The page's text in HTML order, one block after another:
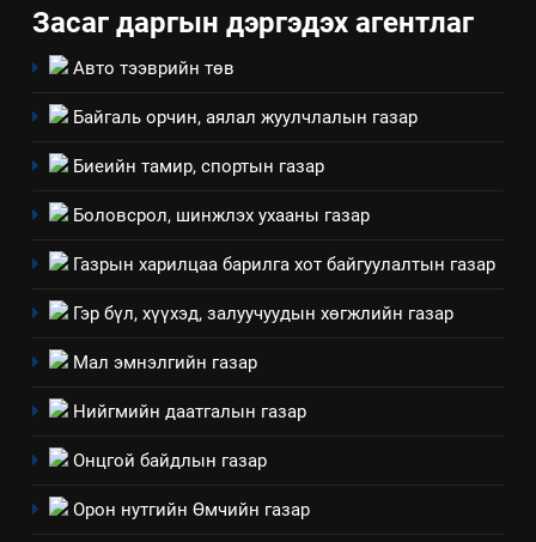
Засаг даргын дэргэдэх агентлаг
Авто тээврийн төв
Байгаль орчин, аялал жуулчлалын газар
Биеийн тамир, спортын газар
Боловсрол, шинжлэх ухааны газар
Газрын харилцаа барилга хот байгуулалтын газар
Гэр бүл, хүүхэд, залуучуудын хөгжлийн газар
Мал эмнэлгийн газар
Нийгмийн даатгалын газар
Онцгой байдлын газар
Орон нутгийн Өмчийн газар
“Шинэтгэлээр түүчээлсэн
зохион байгуулах арга
ТАЗ-ЫН САЛБАР ЗӨВЛӨЛ
Санхүүгийн тайланд хийсэн
аудитын дүгнэлт